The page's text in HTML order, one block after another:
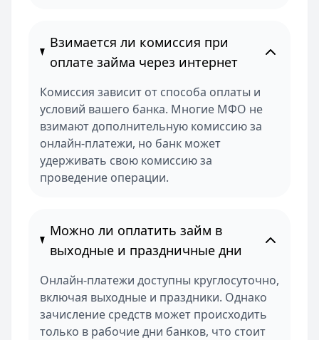
Взимается ли комиссия при
оплате займа через интернет
Комиссия зависит от способа оплаты и
условий вашего банка. Многие МФО не
взимают дополнительную комиссию за
онлайн-платежи, но банк может
удерживать свою комиссию за
проведение операции.
Можно ли оплатить займ в
выходные и праздничные дни
Онлайн-платежи доступны круглосуточно,
включая выходные и праздники. Однако
зачисление средств может происходить
только в рабочие дни банков, что стоит